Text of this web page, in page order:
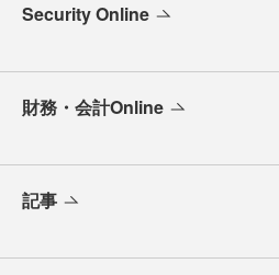
Security Online
財務・会計Online
記事